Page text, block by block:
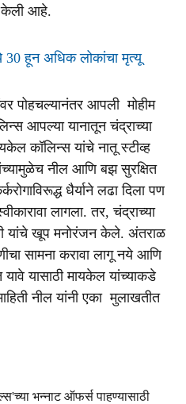
केली आहे.
30 हून अधिक लोकांचा मृत्यू
पोहचल्यानंतर आपली मोहीम
आपल्या यानातून चंद्राच्या
कॉलिन्स यांचे नातू स्टीव्ह
नील आणि बझ सुरक्षित
धैर्याने लढा दिला पण
लागला. तर, चंद्राच्या
यांचे खूप मनोरंजन केले. अंतराळ
सामना करावा लागू नये आणि
यावे यासाठी मायकेल यांच्याकडे
नील यांनी एका मुलाखतीत
भन्नाट ऑफर्स पाहण्यासाठी